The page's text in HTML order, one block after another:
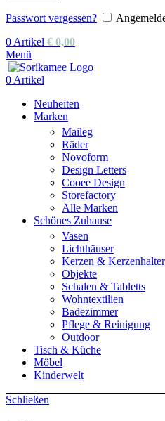
Passwort vergessen?
0 Artikel € 0,00
Menü
0 Artikel
Neuheiten
Marken
Maileg
Räder
Novoform
Design Letters
Cooee Design
Storefactory
Alle Marken
Schönes Zuhause
Vasen
Lichthäuser
Kerzen & Kerzenhalter
Objekte
Schalen & Tabletts
Wohntextilien
Badezimmer
Pflege & Reinigung
Outdoor
Tisch & Küche
Möbel
Kinderwelt
Schließen